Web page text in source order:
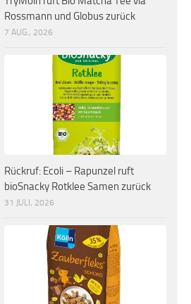
Rossmann und Globus zurück
7 AUG., 2026
Rückruf: Ecoli – Rapunzel ruft
bioSnacky Rotklee Samen zurück
31 JULI, 2026